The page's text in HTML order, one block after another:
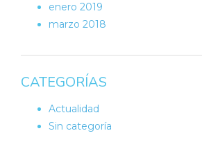
enero 2019
marzo 2018
CATEGORÍAS
Actualidad
Sin categoría